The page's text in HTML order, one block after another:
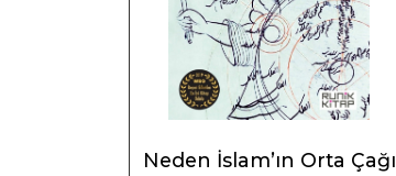
Neden İslam’ın Orta Çağı